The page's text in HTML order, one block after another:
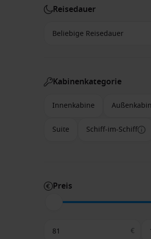
Reisedauer
Kabinenkategorie
Innenkabine
Suite Schiff-im-Schiff
Preis
€